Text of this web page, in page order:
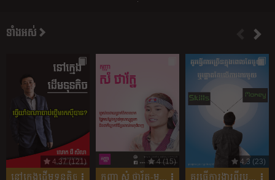
ទាំងអស់
នៅក្មេងដើមទុនតិច
4.37 (121)
កញ្ញា សំ ថារ័ត្ន-ម្ច...
4 (15)
គួរ​ធ្វើការងារ​ពីរ​ប...
4.3 (23)